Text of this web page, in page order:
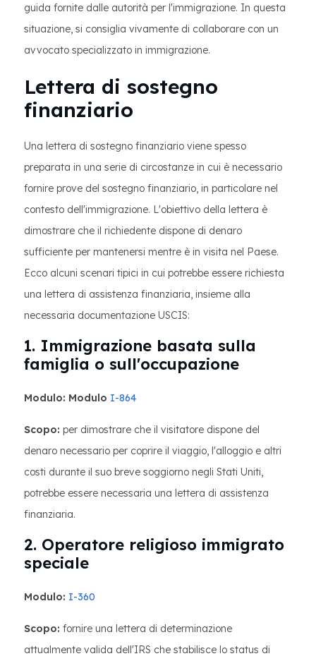
guida fornite dalle autorità per l'immigrazione. In questa
situazione, si consiglia vivamente di collaborare con un
avvocato specializzato in immigrazione.
Lettera di sostegno
finanziario
Una lettera di sostegno finanziario viene spesso
preparata in una serie di circostanze in cui è necessario
fornire prove del sostegno finanziario, in particolare nel
contesto dell'immigrazione. L'obiettivo della lettera è
dimostrare che il richiedente dispone di denaro
sufficiente per mantenersi mentre è in visita nel Paese.
Ecco alcuni scenari tipici in cui potrebbe essere richiesta
una lettera di assistenza finanziaria, insieme alla
necessaria documentazione USCIS:
1. Immigrazione basata sulla
famiglia o sull'occupazione
Modulo: Modulo I-864
Scopo: per dimostrare che il visitatore dispone del
denaro necessario per coprire il viaggio, l'alloggio e altri
costi durante il suo breve soggiorno negli Stati Uniti,
potrebbe essere necessaria una lettera di assistenza
finanziaria.
2. Operatore religioso immigrato
speciale
Modulo: I-360
Scopo: fornire una lettera di determinazione
attualmente valida dell'IRS che stabilisce lo status di